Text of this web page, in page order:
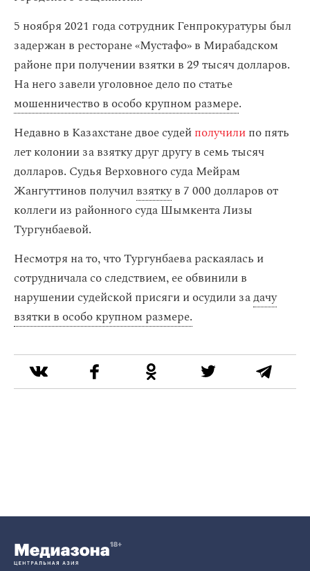
5 ноября 2021 года сотрудник Генпрокуратуры был
задержан в ресторане «Мустафо» в Мирабадском
районе при получении взятки в 29 тысяч долларов.
На него завели уголовное дело по статье
мошенничество в особо крупном размере.
Недавно в Казахстане двое судейполучилипо пять
лет колонии за взятку друг другу в семь тысяч
долларов. Судья Верховного суда Мейрам
Жангуттинов получил взяткув 7 000 долларов от
коллеги из районного суда Шымкента Лизы
Тургунбаевой.
Несмотря на то, что Тургунбаева раскаялась и
сотрудничала со следствием, ее обвинили в
нарушении судейской присяги и осудили задачу
взятки в особо крупном размере.